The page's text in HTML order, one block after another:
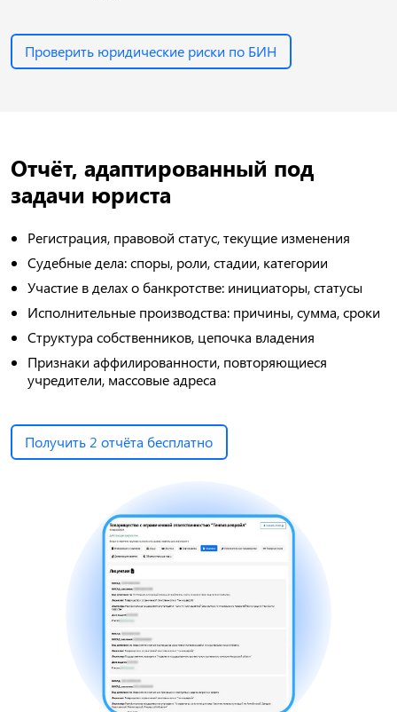
Проверить юридические риски по БИН
Отчёт, адаптированный под
задачи юриста
Регистрация, правовой статус, текущие изменения
Судебные дела: споры, роли, стадии, категории
Участие в делах о банкротстве: инициаторы, статусы
Исполнительные производства: причины, сумма, сроки
Структура собственников, цепочка владения
Признаки аффилированности, повторяющиеся
учредители, массовые адреса
Получить 2 отчёта бесплатно